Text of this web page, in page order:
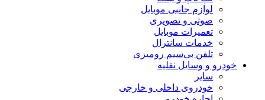
لوازم جانبی موبایل
صوتی و تصویری
تعمیرات موبایل
خدمات سانترال
تلفن بی‌سیم رومیزی
خودرو و وسایل نقلیه
سایر
خودروی داخلی و خارجی